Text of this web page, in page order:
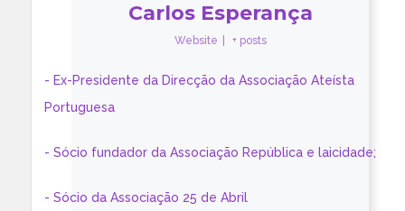
Carlos Esperança
Website + posts
- Ex-Presidente da Direcção da Associação Ateísta
Portuguesa
- Sócio fundador da Associação República e laicidade;
- Sócio da Associação 25 de Abril